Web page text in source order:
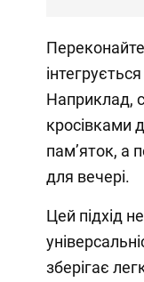
Наприклад,
кросівками
пам’яток, а
для вечері.
Цей підхід
зберігає